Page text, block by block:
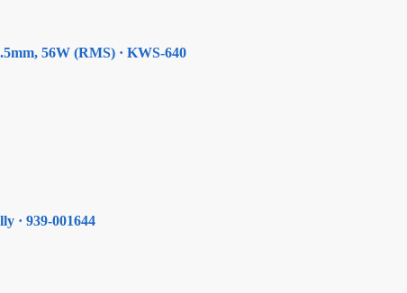
56W (RMS) · KWS-640
· 939-001644